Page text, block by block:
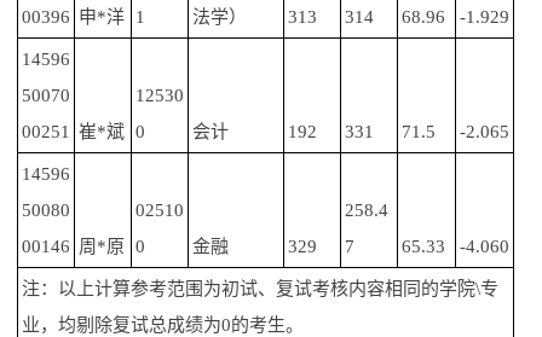
00396 申*洋
1
法学）
313 314 68.96 -1.929
14596
50070
00251 崔*斌
12530
0
会计 192 331 71.5 -2.065
14596
50080
00146 周*原
02510
0
金融 329
258.4
7
65.33 -4.060
注：以上计算参考范围为初试、复试考核内容相同的学院\专
业，均剔除复试总成绩为0的考生。